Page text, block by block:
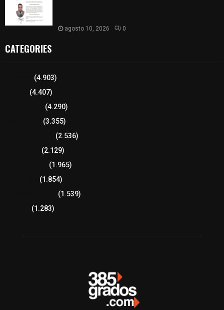
agosto 10, 2026 0
CATEGORIES
(4.903)
(4.407)
(4.290)
(3.355)
(2.536)
(2.129)
(1.965)
(1.854)
(1.539)
(1.283)